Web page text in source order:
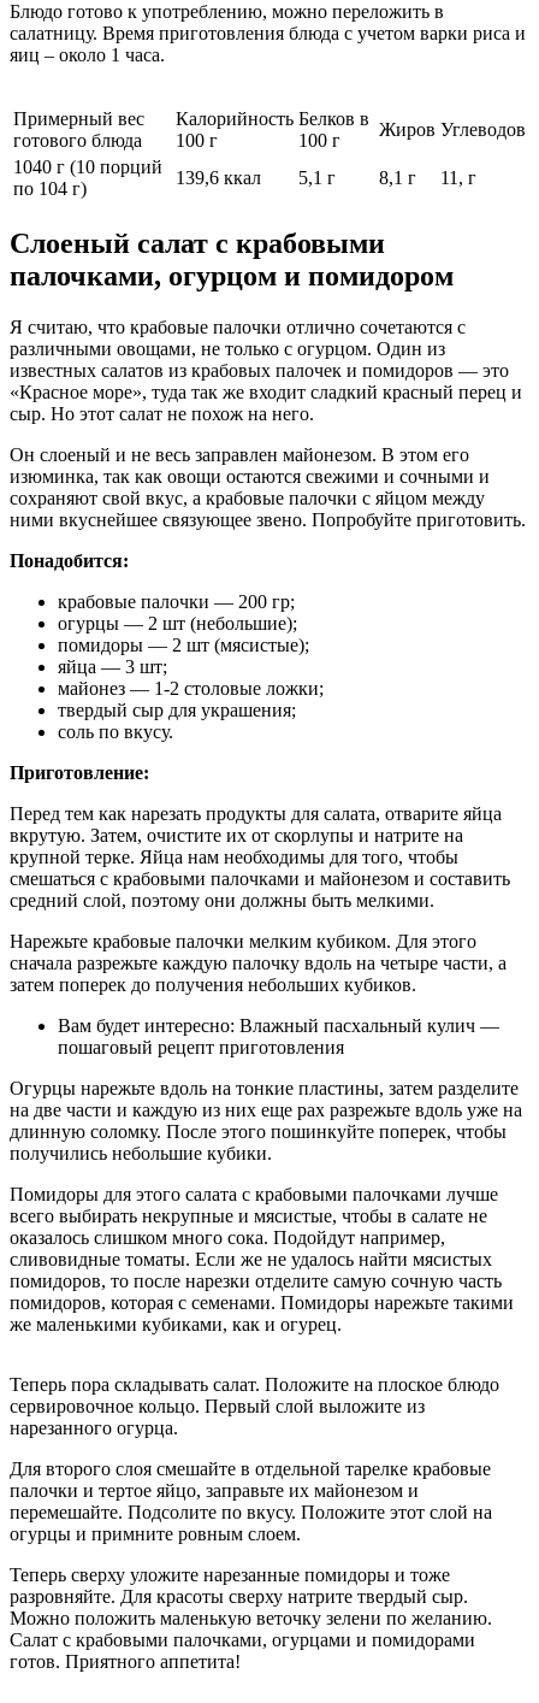
Блюдо готово к употреблению, можно переложить в
салатницу. Время приготовления блюда с учетом варки риса и
яиц – около 1 часа.
Примерный вес
готового блюда
Калорийность
100 г
Белков в
100 г
Жиров Углеводов
1040 г (10 порций
по 104 г)
139,6 ккал 5,1 г 8,1 г 11, г
Слоеный салат с крабовыми
палочками, огурцом и помидором
Я считаю, что крабовые палочки отлично сочетаются с
различными овощами, не только с огурцом. Один из
известных салатов из крабовых палочек и помидоров — это
«Красное море», туда так же входит сладкий красный перец и
сыр. Но этот салат не похож на него.
Он слоеный и не весь заправлен майонезом. В этом его
изюминка, так как овощи остаются свежими и сочными и
сохраняют свой вкус, а крабовые палочки с яйцом между
ними вкуснейшее связующее звено. Попробуйте приготовить.
Понадобится:
крабовые палочки — 200 гр;
огурцы — 2 шт (небольшие);
помидоры — 2 шт (мясистые);
яйца — 3 шт;
майонез — 1-2 столовые ложки;
твердый сыр для украшения;
соль по вкусу.
Приготовление:
Перед тем как нарезать продукты для салата, отварите яйца
вкрутую. Затем, очистите их от скорлупы и натрите на
крупной терке. Яйца нам необходимы для того, чтобы
смешаться с крабовыми палочками и майонезом и составить
средний слой, поэтому они должны быть мелкими.
Нарежьте крабовые палочки мелким кубиком. Для этого
сначала разрежьте каждую палочку вдоль на четыре части, а
затем поперек до получения небольших кубиков.
Вам будет интересно: Влажный пасхальный кулич —
пошаговый рецепт приготовления
Огурцы нарежьте вдоль на тонкие пластины, затем разделите
на две части и каждую из них еще рах разрежьте вдоль уже на
длинную соломку. После этого пошинкуйте поперек, чтобы
получились небольшие кубики.
Помидоры для этого салата с крабовыми палочками лучше
всего выбирать некрупные и мясистые, чтобы в салате не
оказалось слишком много сока. Подойдут например,
сливовидные томаты. Если же не удалось найти мясистых
помидоров, то после нарезки отделите самую сочную часть
помидоров, которая с семенами. Помидоры нарежьте такими
же маленькими кубиками, как и огурец.
Теперь пора складывать салат. Положите на плоское блюдо
сервировочное кольцо. Первый слой выложите из
нарезанного огурца.
Для второго слоя смешайте в отдельной тарелке крабовые
палочки и тертое яйцо, заправьте их майонезом и
перемешайте. Подсолите по вкусу. Положите этот слой на
огурцы и примните ровным слоем.
Теперь сверху уложите нарезанные помидоры и тоже
разровняйте. Для красоты сверху натрите твердый сыр.
Можно положить маленькую веточку зелени по желанию.
Салат с крабовыми палочками, огурцами и помидорами
готов. Приятного аппетита!